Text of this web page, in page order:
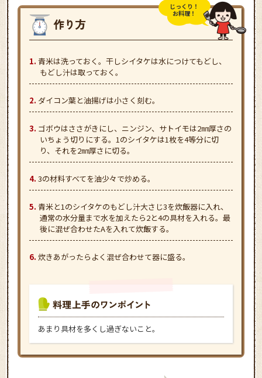
じっくり！
お料理！
青米は洗っておく。干しシイタケは水につけてもどし、
もどし汁は取っておく。
ダイコン葉と油揚げは小さく刻む。
ゴボウはささがきにし、ニンジン、サトイモは2㎜厚さの
いちょう切りにする。1のシイタケは1枚を4等分に切
り、それを2㎜厚さに切る。
3の材料すべてを油少々で炒める。
青米と1のシイタケのもどし汁大さじ3を炊飯器に入れ、
通常の水分量まで水を加えたら2と4の具材を入れる。最
後に混ぜ合わせたAを入れて炊飯する。
炊きあがったらよく混ぜ合わせて器に盛る。
あまり具材を多くし過ぎないこと。